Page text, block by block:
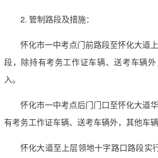
2. 管制路段及措施：
怀化市一中考点门前路段至怀化大道
段，除持有考务工作证车辆、送考车辆
入。
怀化市一中考点后门门口至怀化大道
有考务工作证车辆、送考车辆外，其他车辆
怀化大道至上层领地十字路口路段实